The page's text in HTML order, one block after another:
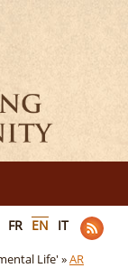
FR EN IT
Life' »AR